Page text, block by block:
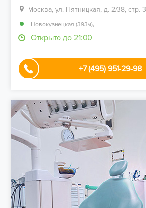
Москва, ул. Пятницкая, д. 2/38, стр. 3
Новокузнецкая (393м),
Открыто до 21:00
+7 (495) 951-29-98